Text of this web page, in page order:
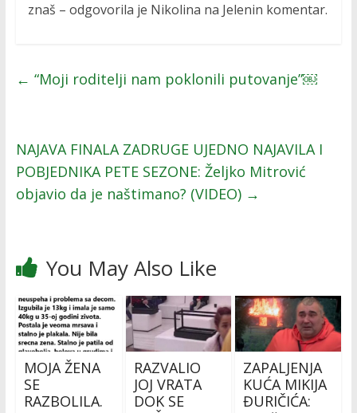
znaš – odgovorila je Nikolina na Jelenin komentar.
← “Moji roditelji nam poklonili putovanje”￼
NAJAVA FINALA ZADRUGE UJEDNO NAJAVILA I
POBJEDNIKA PETE SEZONE: Željko Mitrović
objavio da je naštimano? (VIDEO) →
You May Also Like
MOJA ŽENA
SE
RAZBOLILA.
RAZVALIO
JOJ VRATA
DOK SE
ZAPALJENJA
KUĆA MIKIJA
ĐURIČIĆA: